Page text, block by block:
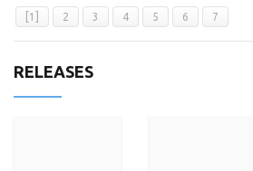
[1] 2 3 4 5 6 7
RELEASES